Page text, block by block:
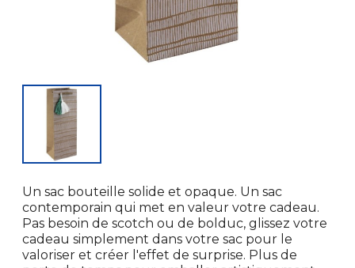
Un sac bouteille solide et opaque. Un sac
contemporain qui met en valeur votre cadeau.
Pas besoin de scotch ou de bolduc, glissez votre
cadeau simplement dans votre sac pour le
valoriser et créer l'effet de surprise. Plus de